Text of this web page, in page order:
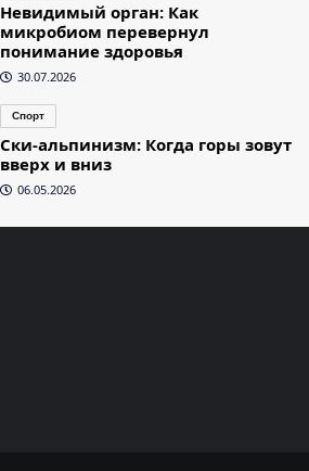
Невидимый орган: Как
микробиом перевернул
понимание здоровья
30.07.2026
Спорт
Ски-альпинизм: Когда горы зовут
вверх и вниз
06.05.2026